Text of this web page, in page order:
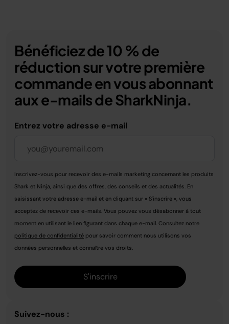
Bénéficiez de 10 % de
réduction sur votre première
commande en vous abonnant
aux e-mails de SharkNinja.
Entrez votre adresse e-mail
Inscrivez-vous pour recevoir des e-mails marketing concernant les produits
Shark et Ninja, ainsi que des offres, des conseils et des actualités. En
saisissant votre adresse e-mail et en cliquant sur « S'inscrire », vous
acceptez de recevoir ces e-mails. Vous pouvez vous désabonner à tout
moment en utilisant le lien figurant dans chaque e-mail. Consultez notre
politique de confidentialité pour savoir comment nous utilisons vos
données personnelles et connaître vos droits.
S'inscrire
Suivez-nous :